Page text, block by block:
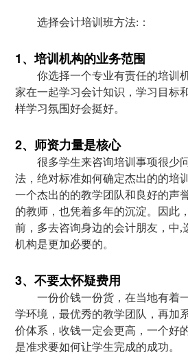
选择会计培训班方法:：
1、培训机构的业务范围
你选择一个专业有责任的培训
家在一起学习会计知识，学习目标
样学习氛围好会挺好。
2、师资力量是核心
很多学生来咨询培训事项很少
法，绝对标准如何确定杰出的的培
一个杰出的的教学团队和良好的声
的教师，也凭着多年的沉淀。因此
前，多去咨询身边的会计朋友，中,
机构是更加必要的。
3、不要太怀疑费用
一份价钱一份货，在当地有着
学环境，最优秀的教学团队，再加
价体系，收钱一定会更高，一个好
是准求要如何让学生完成的成功。